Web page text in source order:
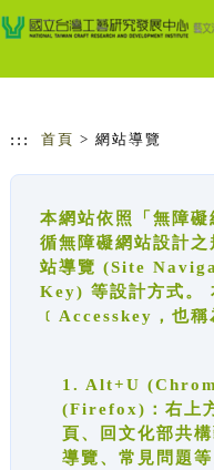
跳到主要內容
網站導覽
::: 首頁 > 網站導覽
本網站依照「無障
循無障礙網站設計
站導覽 (Site
Key) 等設計方式。
﹝Accesskey，也稱
1. Alt+U
(Firefox)：右上
頁、回文化部共
導覽、常見問題等